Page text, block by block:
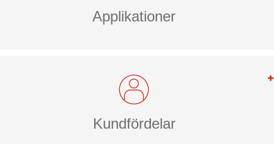
Applikationer
Kundfördelar